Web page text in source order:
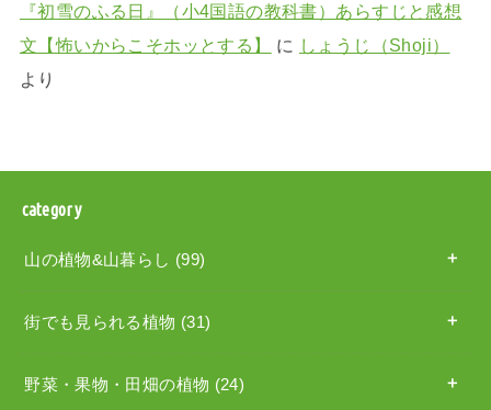
『初雪のふる日』（小4国語の教科書）あらすじと感想
文【怖いからこそホッとする】
に しょうじ（Shoji）
より
category
山の植物&山暮らし (99)
街でも見られる植物 (31)
野菜・果物・田畑の植物 (24)